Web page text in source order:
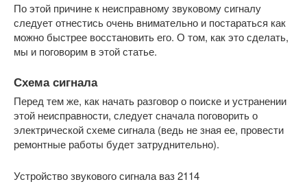
По этой причине к неисправному звуковому сигналу
следует отнестись очень внимательно и постараться как
можно быстрее восстановить его. О том, как это сделать,
мы и поговорим в этой статье.
Схема сигнала
Перед тем же, как начать разговор о поиске и устранении
этой неисправности, следует сначала поговорить о
электрической схеме сигнала (ведь не зная ее, провести
ремонтные работы будет затруднительно).
Устройство звукового сигнала ваз 2114